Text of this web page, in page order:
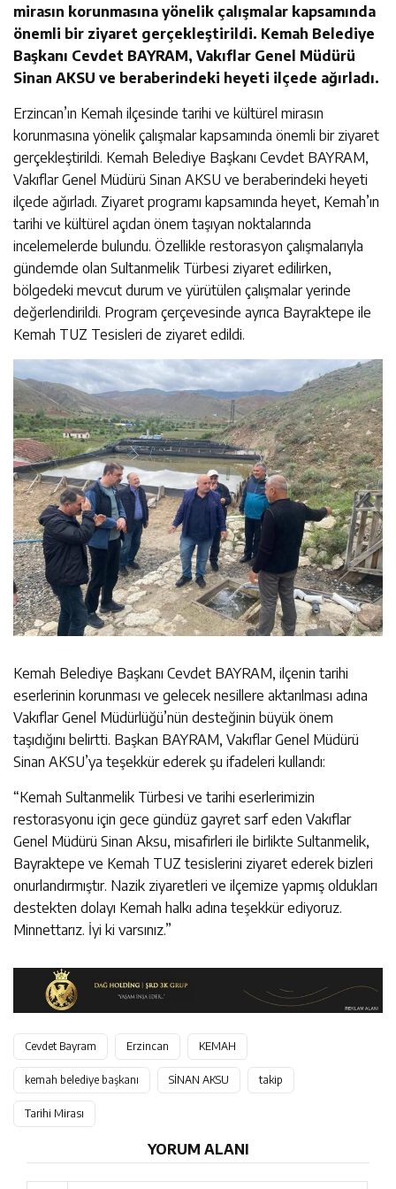
mirasın korunmasına yönelik çalışmalar kapsamında
önemli bir ziyaret gerçekleştirildi. Kemah Belediye
Başkanı Cevdet BAYRAM, Vakıflar Genel Müdürü
Sinan AKSU ve beraberindeki heyeti ilçede ağırladı.
Erzincan’ın Kemah ilçesinde tarihi ve kültürel mirasın
korunmasına yönelik çalışmalar kapsamında önemli bir ziyaret
gerçekleştirildi. Kemah Belediye Başkanı Cevdet BAYRAM,
Vakıflar Genel Müdürü Sinan AKSU ve beraberindeki heyeti
ilçede ağırladı. Ziyaret programı kapsamında heyet, Kemah’ın
tarihi ve kültürel açıdan önem taşıyan noktalarında
incelemelerde bulundu. Özellikle restorasyon çalışmalarıyla
gündemde olan Sultanmelik Türbesi ziyaret edilirken,
bölgedeki mevcut durum ve yürütülen çalışmalar yerinde
değerlendirildi. Program çerçevesinde ayrıca Bayraktepe ile
Kemah TUZ Tesisleri de ziyaret edildi.
Kemah Belediye Başkanı Cevdet BAYRAM, ilçenin tarihi
eserlerinin korunması ve gelecek nesillere aktarılması adına
Vakıflar Genel Müdürlüğü’nün desteğinin büyük önem
taşıdığını belirtti. Başkan BAYRAM, Vakıflar Genel Müdürü
Sinan AKSU’ya teşekkür ederek şu ifadeleri kullandı:
“Kemah Sultanmelik Türbesi ve tarihi eserlerimizin
restorasyonu için gece gündüz gayret sarf eden Vakıflar
Genel Müdürü Sinan Aksu, misafirleri ile birlikte Sultanmelik,
Bayraktepe ve Kemah TUZ tesislerini ziyaret ederek bizleri
onurlandırmıştır. Nazik ziyaretleri ve ilçemize yapmış oldukları
destekten dolayı Kemah halkı adına teşekkür ediyoruz.
Minnettarız. İyi ki varsınız.”
Cevdet Bayram Erzincan KEMAH
kemah belediye başkanı SİNAN AKSU takip
Tarihi Mirası
YORUM ALANI